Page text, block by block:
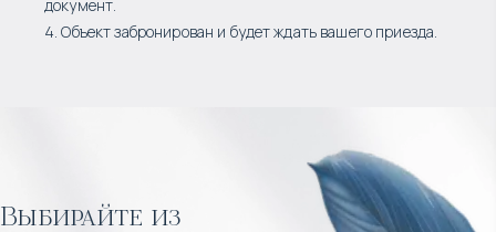
документ.
4. Объект забронирован и будет ждать вашего приезда.
Выбирайте из